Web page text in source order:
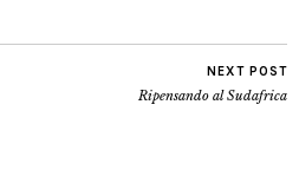
NEXT POST
Ripensando al Sudafrica